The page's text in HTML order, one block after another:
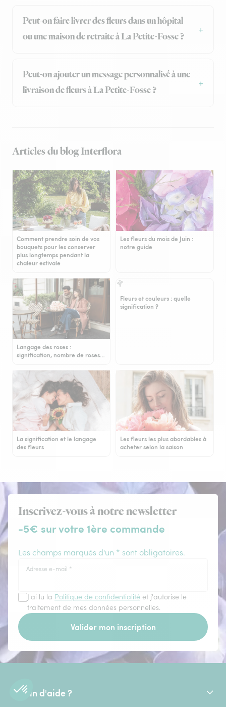
Peut-on faire livrer des fleurs dans un hôpital
ou une maison de retraite à La Petite-Fosse ?
Peut-on ajouter un message personnalisé à une
livraison de fleurs à La Petite-Fosse ?
Articles du blog Interflora
Comment prendre soin de vos
bouquets pour les conserver
plus longtemps pendant la
chaleur estivale
Les fleurs du mois de Juin :
notre guide
Langage des roses :
signification, nombre de roses…
Fleurs et couleurs : quelle
signification ?
La signification et le langage
des fleurs
Les fleurs les plus abordables à
acheter selon la saison
Inscrivez-vous à notre newsletter
-5€ sur votre 1ère commande
Les champs marqués d'un * sont obligatoires.
Adresse e-mail *
J'ai lu la Politique de confidentialité et j'autorise le
traitement de mes données personnelles.
Valider mon inscription
Besoin d'aide ?